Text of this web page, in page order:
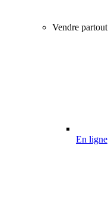
Vendre partout
En ligne